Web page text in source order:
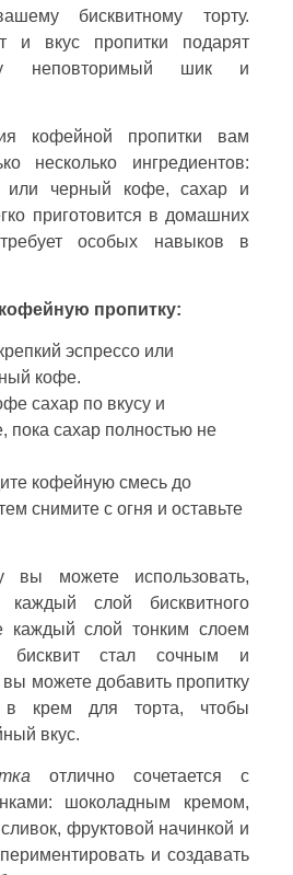
бисквитному торту.
и вкус пропитки подарят
неповторимый шик и
кофейной пропитки вам
несколько ингредиентов:
или черный кофе, сахар и
приготовится в домашних
особых навыков в
пропитку:
эспрессо или
кофе.
сахар по вкусу и
пока сахар полностью не
кофейную смесь до
снимите с огня и оставьте
вы можете использовать,
каждый слой бисквитного
каждый слой тонким слоем
бисквит стал сочным и
можете добавить пропитку
в крем для торта, чтобы
вкус.
отлично сочетается с
шоколадным кремом,
фруктовой начинкой и
и создавать